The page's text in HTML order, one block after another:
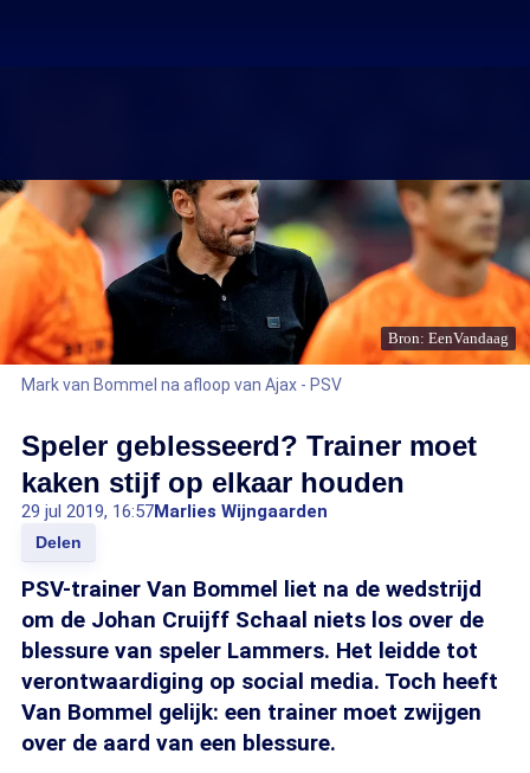
Bron: EenVandaag
Mark van Bommel na afloop van Ajax - PSV
Speler geblesseerd? Trainer moet
kaken stijf op elkaar houden
29 jul 2019, 16:57Marlies Wijngaarden
Delen
PSV-trainer Van Bommel liet na de wedstrijd
om de Johan Cruijff Schaal niets los over de
blessure van speler Lammers. Het leidde tot
verontwaardiging op social media. Toch heeft
Van Bommel gelijk: een trainer moet zwijgen
over de aard van een blessure.